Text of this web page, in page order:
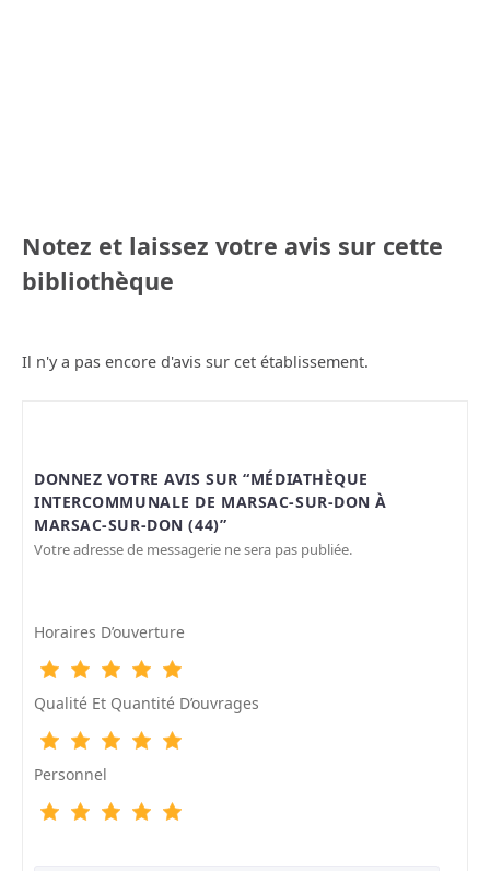
Notez et laissez votre avis sur cette
bibliothèque
Il n'y a pas encore d'avis sur cet établissement.
DONNEZ VOTRE AVIS SUR “MÉDIATHÈQUE
INTERCOMMUNALE DE MARSAC-SUR-DON À
MARSAC-SUR-DON (44)”
Votre adresse de messagerie ne sera pas publiée.
Horaires D’ouverture
Qualité Et Quantité D’ouvrages
Personnel